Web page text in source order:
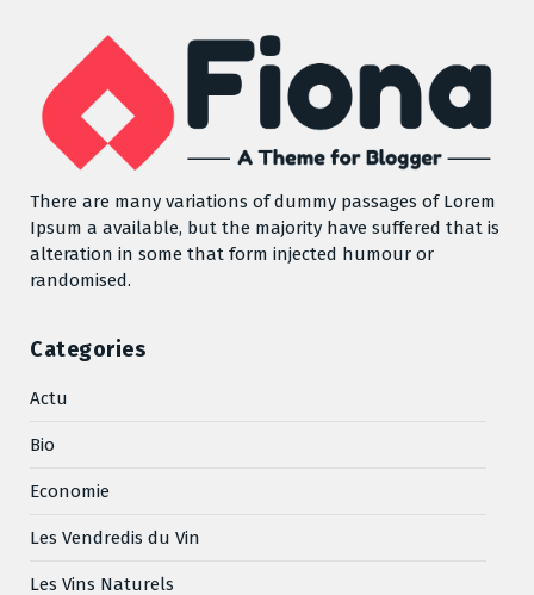
There are many variations of dummy passages of Lorem
Ipsum a available, but the majority have suffered that is
alteration in some that form injected humour or
randomised.
Categories
Actu
Bio
Economie
Les Vendredis du Vin
Les Vins Naturels